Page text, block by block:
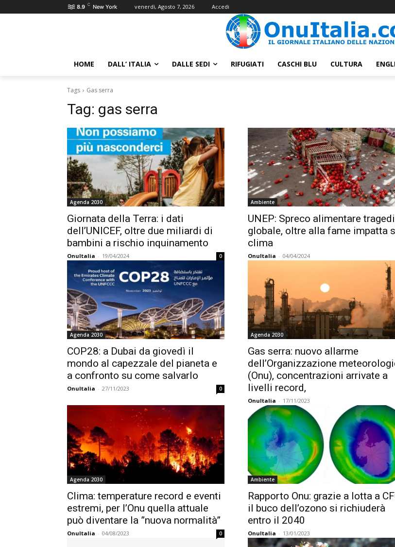
8.9 C New York venerdì, Agosto 7, 2026 Accedi
HOME DALL’ ITALIA DALLE SEDI RIFUGIATI CASCHI BLU CULTURA
Tags Gas serra
Tag: gas serra
Agenda 2030
Giornata della Terra: i dati
dell’UNICEF, oltre due miliardi di
bambini a rischio inquinamento
OnuItalia - 19/04/2024 0
Ambiente
UNEP: Spreco alimentare
globale, oltre alla fame impatta
clima
OnuItalia - 04/04/2024
Agenda 2030
COP28: a Dubai da giovedì il
mondo al capezzale del pianeta e
a confronto su come salvarlo
OnuItalia - 27/11/2023 0
Agenda 2030
Gas serra: nuovo allarme
dell’Organizzazione
(Onu), concentrazioni arrivate a
livelli record,
OnuItalia - 17/11/2023
Agenda 2030
Clima: temperature record e eventi
estremi, per l’Onu quella attuale
può diventare la ”nuova normalità”
OnuItalia - 04/08/2023 0
Ambiente
Rapporto Onu: grazie a lotta a
il buco dell’ozono si richiuderà
entro il 2040
OnuItalia - 13/01/2023